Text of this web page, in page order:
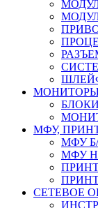
МФУ,
МФУ
МФУ
СЕТЕВОЕ